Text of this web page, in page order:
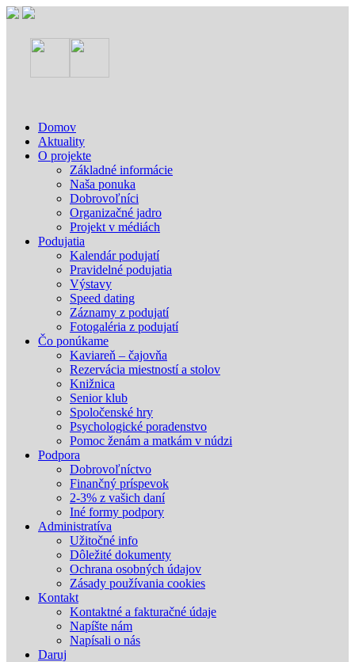
Domov
Aktuality
O projekte
Základné informácie
Naša ponuka
Dobrovoľníci
Organizačné jadro
Projekt v médiách
Podujatia
Kalendár podujatí
Pravidelné podujatia
Výstavy
Speed dating
Záznamy z podujatí
Fotogaléria z podujatí
Čo ponúkame
Kaviareň – čajovňa
Rezervácia miestností a stolov
Knižnica
Senior klub
Spoločenské hry
Psychologické poradenstvo
Pomoc ženám a matkám v núdzi
Podpora
Dobrovoľníctvo
Finančný príspevok
2-3% z vašich daní
Iné formy podpory
Administratíva
Užitočné info
Dôležité dokumenty
Ochrana osobných údajov
Zásady používania cookies
Kontakt
Kontaktné a fakturačné údaje
Napíšte nám
Napísali o nás
Daruj